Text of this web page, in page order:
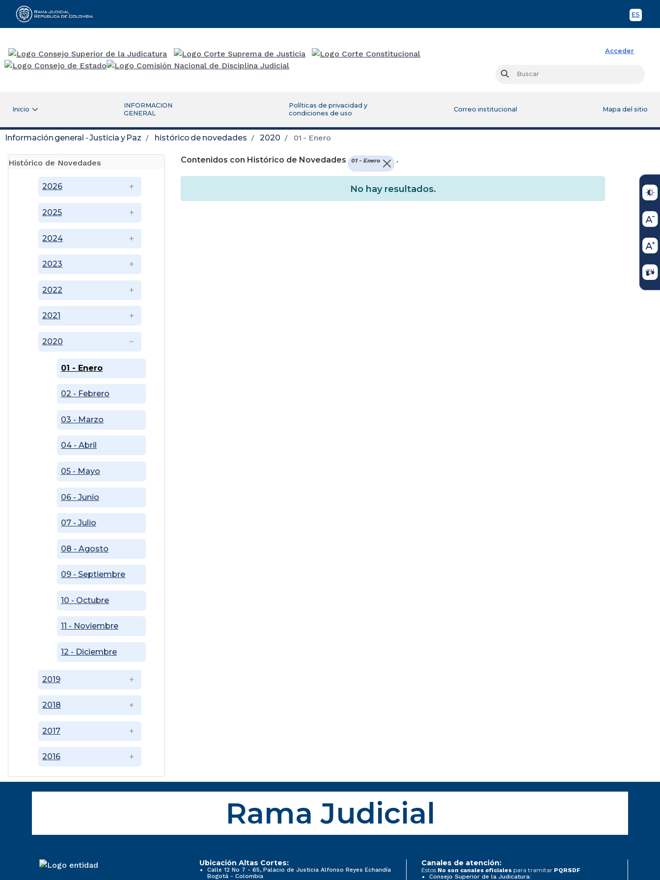
ES
Rama Judicial
Acceder
Buscar
Inicio
INFORMACION
GENERAL
Políticas de privacidad y
condiciones de uso
Correo institucional Mapa del sitio
Información general - Justicia y Paz histórico de novedades 2020 01 - Enero
Histórico de Novedades
2016
2017
2018
2019
2020
01 - Enero
02 - Febrero
03 - Marzo
04 - Abril
05 - Mayo
06 - Junio
07 - Julio
08 - Agosto
09 - Septiembre
10 - Octubre
11 - Noviembre
12 - Diciembre
2021
2022
2023
2024
2025
2026
Contenidos con Histórico de Novedades 01 - Enero .
No hay resultados.
Rama Judicial
Ubicación Altas Cortes:
Calle 12 No 7 - 65, Palacio de Justicia Alfonso Reyes Echandía
Bogotá - Colombia
Canales de atención:
Estos No son canales oficiales para tramitar PQRSDF
Consejo Superior de la Judicatura: